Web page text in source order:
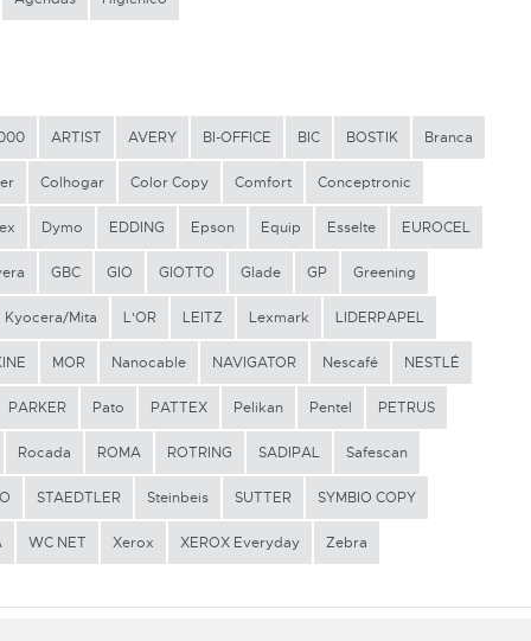
ARTIST AVERY BI-OFFICE BIC BOSTIK Branca
Colhogar Color Copy Comfort Conceptronic
Dymo EDDING Epson Equip Esselte EUROCEL
GBC GIO GIOTTO Glade GP Greening
Kyocera/Mita L'OR LEITZ Lexmark LIDERPAPEL
MOR Nanocable NAVIGATOR Nescafé NESTLÉ
PARKER Pato PATTEX Pelikan Pentel PETRUS
Rocada ROMA ROTRING SADIPAL Safescan
STAEDTLER Steinbeis SUTTER SYMBIO COPY
WC NET Xerox XEROX Everyday Zebra